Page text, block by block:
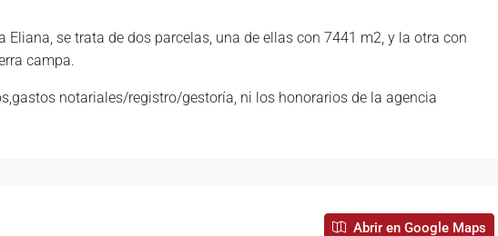
Eliana, se trata de dos parcelas, una de ellas con 7441 m2, y la otra con
campa.
notariales/registro/gestoría, ni los honorarios de la agencia
Abrir en Google Maps